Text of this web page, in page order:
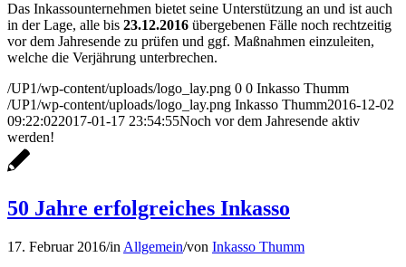
Das Inkassounternehmen bietet seine Unterstützung an und ist auch
in der Lage, alle bis 23.12.2016 übergebenen Fälle noch rechtzeitig
vor dem Jahresende zu prüfen und ggf. Maßnahmen einzuleiten,
welche die Verjährung unterbrechen.
/UP1/wp-content/uploads/logo_lay.png 0 0 Inkasso Thumm
/UP1/wp-content/uploads/logo_lay.png Inkasso Thumm2016-12-02
09:22:022017-01-17 23:54:55Noch vor dem Jahresende aktiv
werden!
50 Jahre erfolgreiches Inkasso
17. Februar 2016/in Allgemein/von Inkasso Thumm